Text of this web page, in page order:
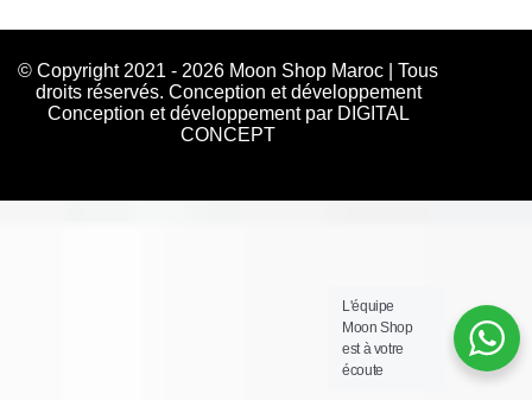
© Copyright 2021 - 2026 Moon Shop Maroc | Tous
droits réservés. Conception et développement
Conception et développement par DIGITAL
CONCEPT
L'équipe
Moon Shop
est à votre
écoute